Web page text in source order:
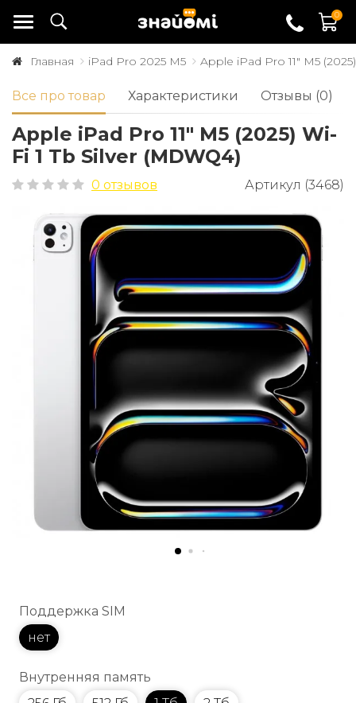
0
Главная iPad Pro 2025 M5 Apple iPad Pro 11" M5
Все про товар Характеристики Отзывы (0)
Apple iPad Pro 11" M5 (2025) Wi-
Fi 1 Tb Silver (MDWQ4)
0 отзывов Артикул (3468)
Поддержка SIM
нет
Внутренняя память